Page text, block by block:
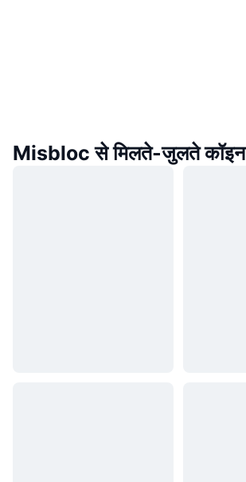
Misbloc से मिलते-जुलते कॉइन